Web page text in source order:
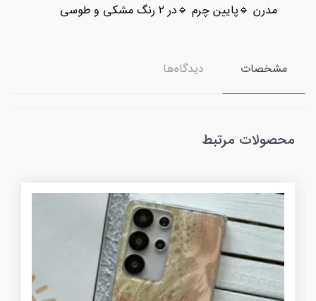
مدرن 🔹پایین چرم 🔹در ۲ رنگ مشکی و طوسی
مشخصات دیدگاه‌ها
محصولات مرتبط